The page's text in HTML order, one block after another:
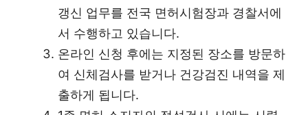
갱신 업무를 전국 면허시험장과 경찰서에
서 수행하고 있습니다.
온라인 신청 후에는 지정된 장소를 방문하
여 신체검사를 받거나 건강검진 내역을 제
출하게 됩니다.